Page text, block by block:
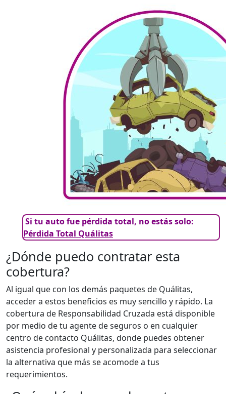
Si tu auto fue pérdida total, no estás solo:
Pérdida Total Quálitas
¿Dónde puedo contratar esta
cobertura?
Al igual que con los demás paquetes de Quálitas,
acceder a estos beneficios es muy sencillo y rápido. La
cobertura de Responsabilidad Cruzada está disponible
por medio de tu agente de seguros o en cualquier
centro de contacto Quálitas, donde puedes obtener
asistencia profesional y personalizada para seleccionar
la alternativa que más se acomode a tus
requerimientos.